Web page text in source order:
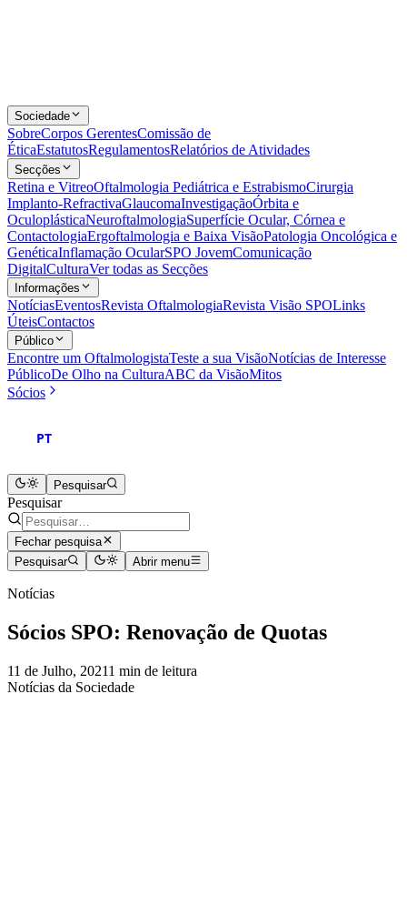
Sociedade
SobreCorpos GerentesComissão de
ÉticaEstatutosRegulamentosRelatórios de Atividades
Secções
Retina e VitreoOftalmologia Pediátrica e EstrabismoCirurgia
Implanto-RefractivaGlaucomaInvestigaçãoÓrbita e
OculoplásticaNeuroftalmologiaSuperfície Ocular, Córnea e
ContactologiaErgoftalmologia e Baixa VisãoPatologia Oncológica e
GenéticaInflamação OcularSPO JovemComunicação
DigitalCulturaVer todas as Secções
Informações
NotíciasEventosRevista OftalmologiaRevista Visão SPOLinks
ÚteisContactos
Público
Encontre um OftalmologistaTeste a sua VisãoNotícias de Interesse
PúblicoDe Olho na CulturaABC da VisãoMitos
Sócios
PT
Pesquisar
Pesquisar
Fechar pesquisa
Pesquisar
Abrir menu
Notícias
Sócios SPO: Renovação de Quotas
11 de Julho, 20211 min de leitura
Notícias da Sociedade